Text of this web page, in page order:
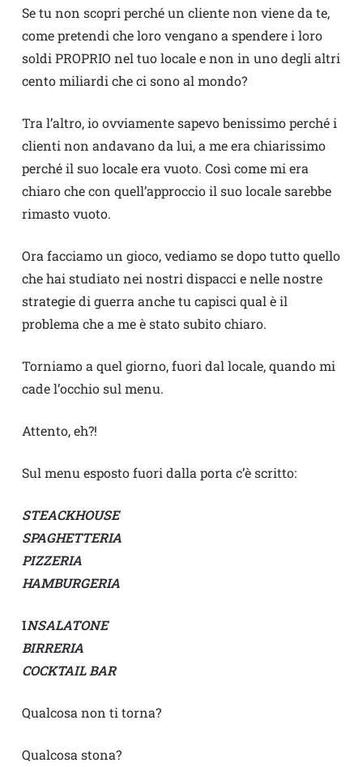
Se tu non scopri perché un cliente non viene da te,
come pretendi che loro vengano a spendere i loro
soldi PROPRIO nel tuo locale e non in uno degli altri
cento miliardi che ci sono al mondo?
Tra l’altro, io ovviamente sapevo benissimo perché i
clienti non andavano da lui, a me era chiarissimo
perché il suo locale era vuoto. Così come mi era
chiaro che con quell’approccio il suo locale sarebbe
rimasto vuoto.
Ora facciamo un gioco, vediamo se dopo tutto quello
che hai studiato nei nostri dispacci e nelle nostre
strategie di guerra anche tu capisci qual è il
problema che a me è stato subito chiaro.
Torniamo a quel giorno, fuori dal locale, quando mi
cade l’occhio sul menu.
Attento, eh?!
Sul menu esposto fuori dalla porta c’è scritto:
STEACKHOUSE
SPAGHETTERIA
PIZZERIA
HAMBURGERIA
INSALATONE
BIRRERIA
COCKTAIL BAR
Qualcosa non ti torna?
Qualcosa stona?